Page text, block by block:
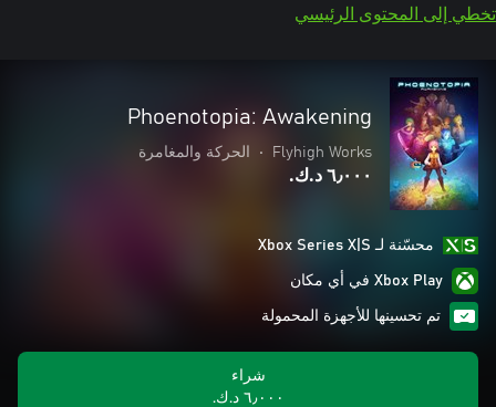
تخطي إلى المحتوى الرئيسي
Phoenotopia: Awakening
Flyhigh Works
• الحركة والمغامرة
٦٫٠٠٠ د.ك.‏
محسّنة لـ Xbox Series X|S
Xbox Play في أي مكان
تم تحسينها للأجهزة المحمولة
شراء
٦٫٠٠٠ د.ك.‏